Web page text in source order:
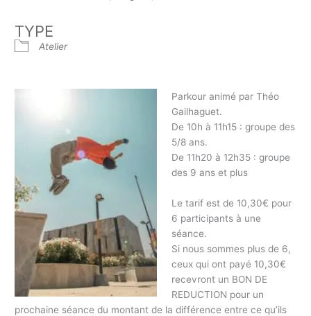
TYPE
Atelier
Parkour animé par Théo
Gailhaguet.
De 10h à 11h15 : groupe des
5/8 ans.
De 11h20 à 12h35 : groupe
des 9 ans et plus
Le tarif est de 10,30€ pour
6 participants à une
séance.
Si nous sommes plus de 6,
ceux qui ont payé 10,30€
recevront un BON DE
REDUCTION pour un
prochaine séance du montant de la différence entre ce qu’ils